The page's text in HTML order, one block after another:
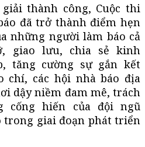
thành công, Cuộc thi
đã trở thành điểm hẹn
những người làm báo cả
giao lưu, chia sẻ kinh
tăng cường sự gắn kết
chí, các hội nhà báo địa
dậy niềm đam mê, trách
cống hiến của đội ngũ
trong giai đoạn phát triển